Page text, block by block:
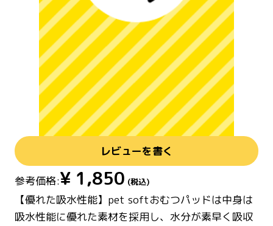
レビューを書く
参考価格:¥ 1,850 (税込)
【優れた吸水性能】pet softおむつパッドは中身は
吸水性能に優れた素材を採用し、水分が素早く吸収